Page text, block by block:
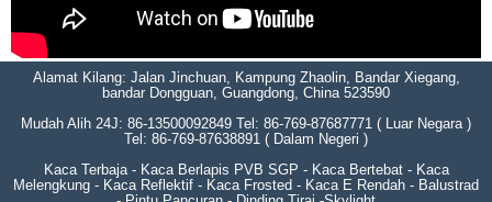
Alamat Kilang: Jalan Jinchuan, Kampung Zhaolin, Bandar Xiegang,
bandar Dongguan, Guangdong, China 523590
Mudah Alih 24J: 86-13500092849 Tel: 86-769-87687771 ( Luar Negara )
Tel: 86-769-87638891 ( Dalam Negeri )
Kaca Terbaja - Kaca Berlapis PVB SGP - Kaca Bertebat - Kaca
Melengkung - Kaca Reflektif - Kaca Frosted - Kaca E Rendah - Balustrad